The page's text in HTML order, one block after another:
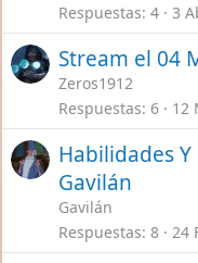
Respuestas 4 3
Stream el 04
Zeros1912
Respuestas 6 12
Habilidades
Gavilán
Gavilán
Respuestas 8 24